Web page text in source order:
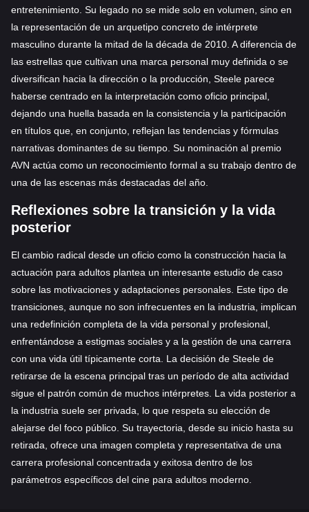
entretenimiento. Su legado no se mide solo en volumen, sino en
la representación de un arquetipo concreto de intérprete
masculino durante la mitad de la década de 2010. A diferencia de
las estrellas que cultivan una marca personal muy definida o se
diversifican hacia la dirección o la producción, Steele parece
haberse centrado en la interpretación como oficio principal,
dejando una huella basada en la consistencia y la participación
en títulos que, en conjunto, reflejan las tendencias y fórmulas
narrativas dominantes de su tiempo. Su nominación al premio
AVN actúa como un reconocimiento formal a su trabajo dentro de
una de las escenas más destacadas del año.
Reflexiones sobre la transición y la vida
posterior
El cambio radical desde un oficio como la construcción hacia la
actuación para adultos plantea un interesante estudio de caso
sobre las motivaciones y adaptaciones personales. Este tipo de
transiciones, aunque no son infrecuentes en la industria, implican
una redefinición completa de la vida personal y profesional,
enfrentándose a estigmas sociales y a la gestión de una carrera
con una vida útil típicamente corta. La decisión de Steele de
retirarse de la escena principal tras un período de alta actividad
sigue el patrón común de muchos intérpretes. La vida posterior a
la industria suele ser privada, lo que respeta su elección de
alejarse del foco público. Su trayectoria, desde su inicio hasta su
retirada, ofrece una imagen completa y representativa de una
carrera profesional concentrada y exitosa dentro de los
parámetros específicos del cine para adultos moderno.